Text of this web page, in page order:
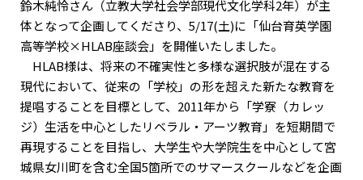
鈴木純怜さん（立教大学社会学部現代文化学科2年）が主
体となって企画してくださり、5/17(土)に「仙台育英学園
高等学校×HLAB座談会」を開催いたしました。
HLAB様は、将来の不確実性と多様な選択肢が混在する
現代において、従来の「学校」の形を超えた新たな教育を
提唱することを目標として、2011年から「学寮（カレッ
ジ）生活を中心としたリベラル・アーツ教育」を短期間で
再現することを目指し、大学生や大学院生を中心として宮
城県女川町を含む全国5箇所でのサマースクールなどを企画